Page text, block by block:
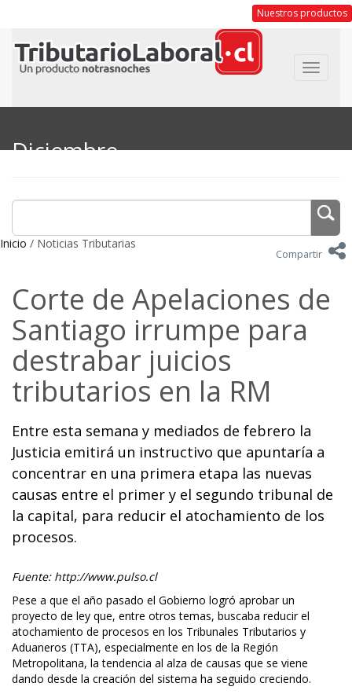
Nuestros productos
Toggle
Diciembre
Inicio / Noticias Tributarias
Compartir
Corte de Apelaciones de
Santiago irrumpe para
destrabar juicios
tributarios en la RM
Entre esta semana y mediados de febrero la
Justicia emitirá un instructivo que apuntaría a
concentrar en una primera etapa las nuevas
causas entre el primer y el segundo tribunal de
la capital, para reducir el atochamiento de los
procesos.
Fuente: http://www.pulso.cl
Pese a que el año pasado el Gobierno logró aprobar un
proyecto de ley que, entre otros temas, buscaba reducir el
atochamiento de procesos en los Tribunales Tributarios y
Aduaneros (TTA), especialmente en los de la Región
Metropolitana, la tendencia al alza de causas que se viene
dando desde la creación del sistema ha seguido creciendo.